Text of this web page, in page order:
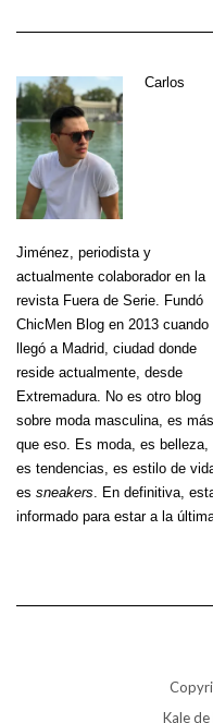
Carlos
Jiménez, periodista y
actualmente colaborador en la
revista Fuera de Serie. Fundó
ChicMen Blog en 2013 cuando
llegó a Madrid, ciudad donde
reside actualmente, desde
Extremadura. No es otro blog
sobre moda masculina, es más
que eso. Es moda, es belleza,
es tendencias, es estilo de
es sneakers. En definitiva,
informado para estar a la
Kalede